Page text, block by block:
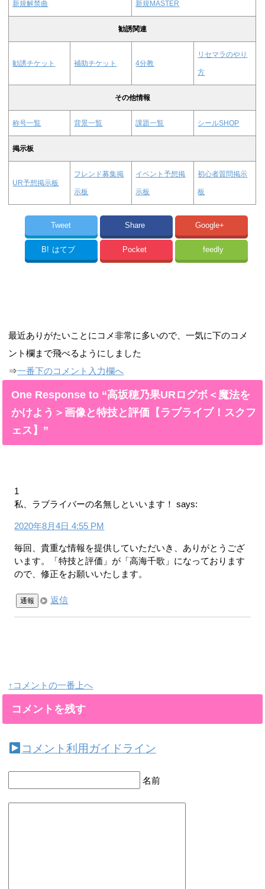
新規解禁曲 新規MASTER
勧誘関連
勧誘チケット 補助チケット 4分教
リセマラのやり
方
その他情報
称号一覧 背景一覧 課題一覧 シールSHOP
掲示板
UR予想掲示板
フレンド募集掲
示板
イベント予想掲
示板
初心者質問掲示
板
Tweet Share Google+
B! はてブ Pocket feedly
最近ありがたいことにコメ非常に多いので、一気に下のコメ
ント欄まで飛べるようにしました
⇒一番下のコメント入力欄へ
One Response to “高坂穂乃果URログボ＜魔法を
かけよう＞画像と特技と評価【ラブライブ！スクフ
ェス】”
1
私、ラブライバーの名無しといいます！
says:
2020年8月4日 4:55 PM
毎回、貴重な情報を提供していただいき、ありがとうござ
います。「特技と評価」が「高海千歌」になっております
ので、修正をお願いいたします。
通報 返信
↑コメントの一番上へ
コメントを残す
コメント利用ガイドライン
名前